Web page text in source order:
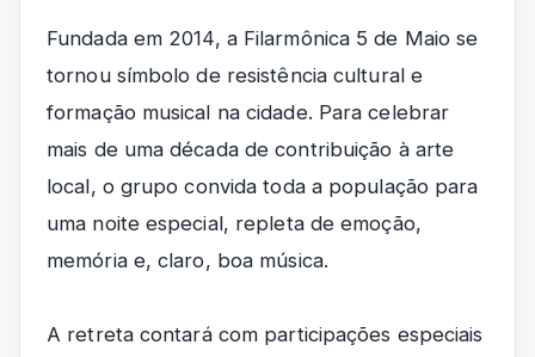
Fundada em 2014, a Filarmônica 5 de Maio se
tornou símbolo de resistência cultural e
formação musical na cidade. Para celebrar
mais de uma década de contribuição à arte
local, o grupo convida toda a população para
uma noite especial, repleta de emoção,
memória e, claro, boa música.
A retreta contará com participações especiais